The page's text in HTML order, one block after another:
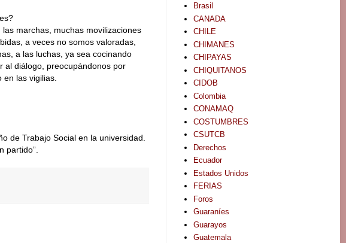
marchas, muchas movilizaciones
a veces no somos valoradas,
a las luchas, ya sea cocinando
al diálogo, preocupándonos por
en las vigilias.
de Trabajo Social en la universidad.
partido”.
Brasil
CANADA
CHILE
CHIMANES
CHIPAYAS
CHIQUITANOS
CIDOB
Colombia
CONAMAQ
COSTUMBRES
CSUTCB
Derechos
Ecuador
Estados Unidos
FERIAS
Foros
Guaraníes
Guarayos
Guatemala